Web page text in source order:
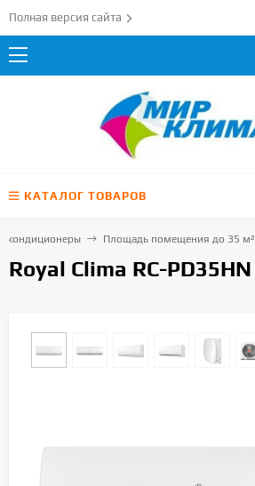
Полная версия сайта
КАТАЛОГ ТОВАРОВ
кондиционеры Площадь помещения до 35 м²
Royal Clima RC-PD35HN